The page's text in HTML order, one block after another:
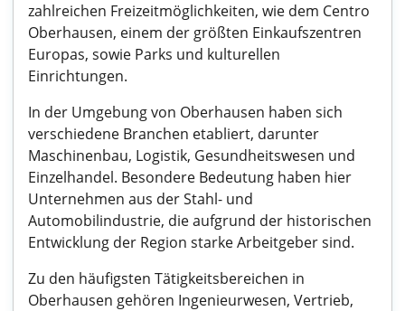
zahlreichen Freizeitmöglichkeiten, wie dem Centro
Oberhausen, einem der größten Einkaufszentren
Europas, sowie Parks und kulturellen
Einrichtungen.
In der Umgebung von Oberhausen haben sich
verschiedene Branchen etabliert, darunter
Maschinenbau, Logistik, Gesundheitswesen und
Einzelhandel. Besondere Bedeutung haben hier
Unternehmen aus der Stahl- und
Automobilindustrie, die aufgrund der historischen
Entwicklung der Region starke Arbeitgeber sind.
Zu den häufigsten Tätigkeitsbereichen in
Oberhausen gehören Ingenieurwesen, Vertrieb,